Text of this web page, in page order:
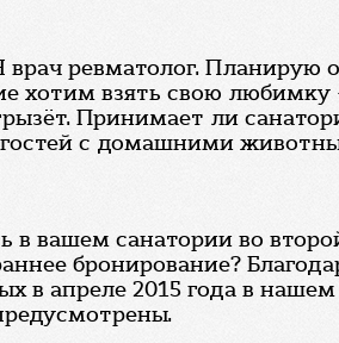
врач ревматолог.
хотим взять свою
Принимает ли
с домашними
в вашем санатории во
бронирование?
в апреле 2015 года в